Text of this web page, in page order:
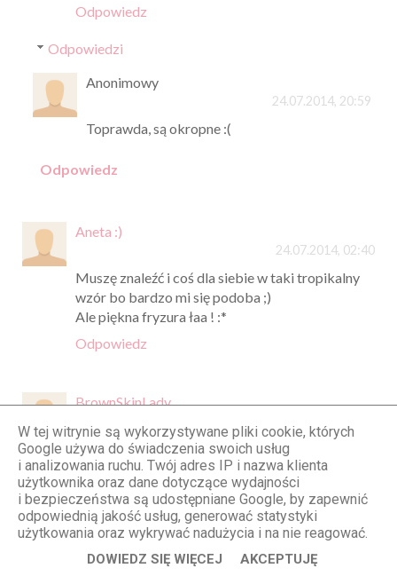
Odpowiedz
Odpowiedzi
Anonimowy
24.07.2014, 20:59
Toprawda, są okropne :(
Odpowiedz
Aneta :)
24.07.2014, 02:40
Muszę znaleźć i coś dla siebie w taki tropikalny
wzór bo bardzo mi się podoba ;)
Ale piękna fryzura łaa ! :*
Odpowiedz
BrownSkinLady
kolorki, idealnie na lato ;)
Odpowiedz
Anonimowy
24.07.2014, 08:16
W tej witrynie są wykorzystywane pliki cookie, których
Google używa do świadczenia swoich usług
i analizowania ruchu. Twój adres IP i nazwa klienta
użytkownika oraz dane dotyczące wydajności
i bezpieczeństwa są udostępniane Google, by zapewnić
odpowiednią jakość usług, generować statystyki
użytkowania oraz wykrywać nadużycia i na nie reagować.
DOWIEDZ SIĘ WIĘCEJ AKCEPTUJĘ